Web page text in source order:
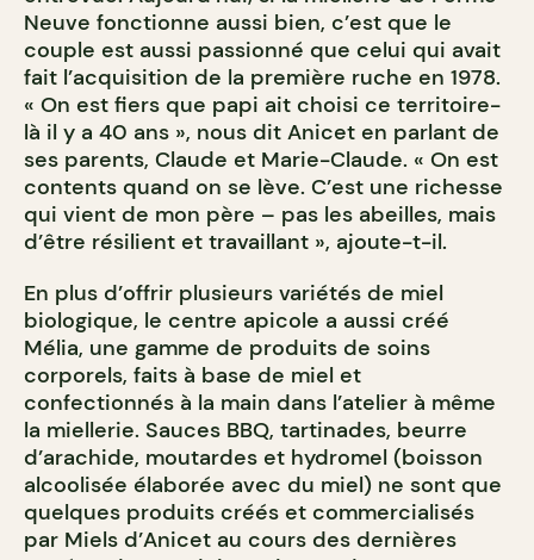
Neuve fonctionne aussi bien, c’est que le
couple est aussi passionné que celui qui avait
fait l’acquisition de la première ruche en 1978.
« On est fiers que papi ait choisi ce territoire-
là il y a 40 ans », nous dit Anicet en parlant de
ses parents, Claude et Marie-Claude. « On est
contents quand on se lève. C’est une richesse
qui vient de mon père – pas les abeilles, mais
d’être résilient et travaillant », ajoute-t-il.
En plus d’offrir plusieurs variétés de miel
biologique, le centre apicole a aussi créé
Mélia, une gamme de produits de soins
corporels, faits à base de miel et
confectionnés à la main dans l’atelier à même
la miellerie. Sauces BBQ, tartinades, beurre
d’arachide, moutardes et hydromel (boisson
alcoolisée élaborée avec du miel) ne sont que
quelques produits créés et commercialisés
par Miels d’Anicet au cours des dernières